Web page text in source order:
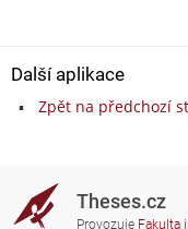
Další aplikace
Zpět na předchozí
Theses.cz
Provozuje Fakulta